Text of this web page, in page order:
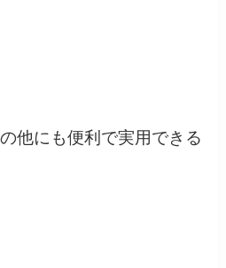
他にも便利で実用できる